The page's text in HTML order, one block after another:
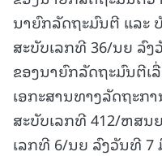
ນາຍົກລັດຖະມົນຕີ ແລະ
ສະບັບເລກທີ 36/ນຍ ລົງ
ຂອງນາຍົກລັດຖະມົນຕີເ
ເອກະສານທາງລັດຖະ
ສະບັບເລກທີ 412/ຫສນ
ເລກທີ 6/ນຍ ລົງວັນທີ 7